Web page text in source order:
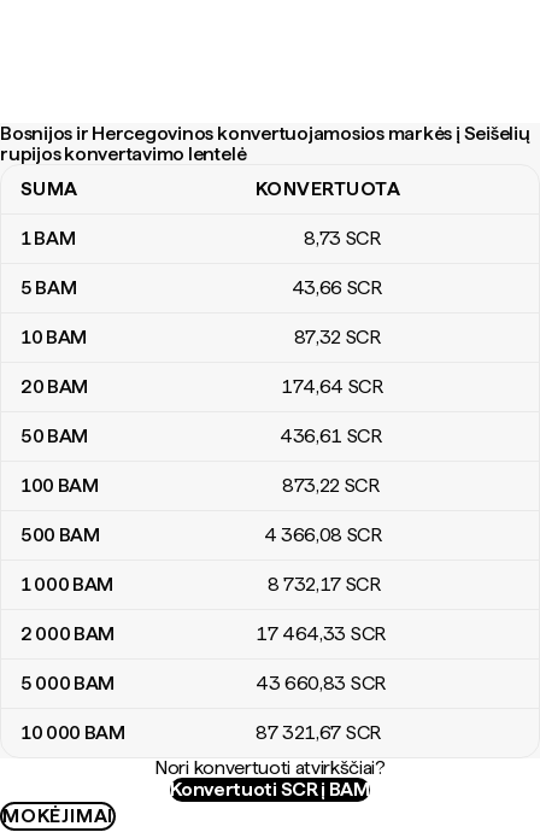
Bosnijos ir Hercegovinos konvertuojamosios markės į Seišelių
rupijos konvertavimo lentelė
Bosnijos ir Hercegovinos konvertuojamosios markės į Seišelių
SUMA KONVERTUOTA
1BAM 8,73 SCR
5 BAM 43,66 SCR
10 BAM 87,32 SCR
20 BAM 174,64 SCR
50 BAM 436,61 SCR
100 BAM 873,22 SCR
500 BAM 4 366,08 SCR
1 000 BAM 8 732,17 SCR
2 000 BAM 17 464,33 SCR
5 000 BAM 43 660,83 SCR
10 000 BAM 87 321,67 SCR
Nori konvertuoti atvirkščiai?
Konvertuoti SCR į BAM
MOKĖJIMAI